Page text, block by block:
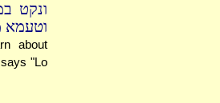
ונקט
וטעמא
about
"Lo